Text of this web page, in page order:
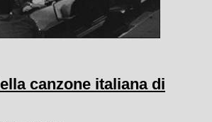
canzone italiana di